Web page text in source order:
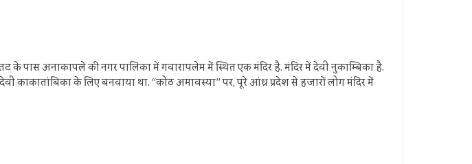
के पास अनाकापल्ले की नगर पालिका में गवारापलेम में स्थित एक मंदिर है. मंदिर में देवी नुकाम्बिका है.
काकातांबिका के लिए बनवाया था. “कोठ अमावस्या” पर, पूरे आंध्र प्रदेश से हजारों लोग मंदिर में